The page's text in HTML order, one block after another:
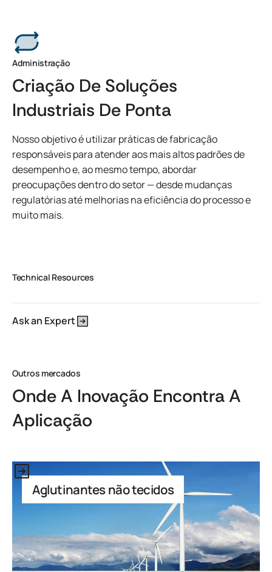
formulado para aplicações específicas.
Administração
Criação De Soluções
Industriais De Ponta
Nosso objetivo é utilizar práticas de fabricação
responsáveis para atender aos mais altos padrões de
desempenho e, ao mesmo tempo, abordar
preocupações dentro do setor — desde mudanças
regulatórias até melhorias na eficiência do processo e
muito mais.
Technical Resources
Ask an Expert
Outros mercados
Onde A Inovação Encontra A
Aplicação
Aglutinantes não tecidos
Este é um texto dentro de um bloco div.